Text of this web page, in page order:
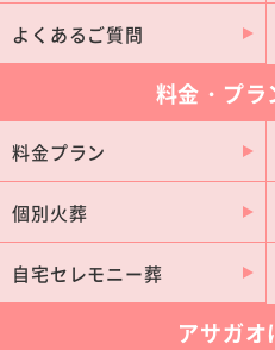
よくあるご質問
料金・プラ
料金プラン
個別火葬
自宅セレモニー葬
アサガオ